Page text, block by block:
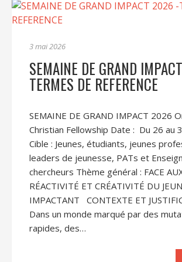
3 mai 2026
SEMAINE DE GRAND
TERMES DE REFERENCE
SEMAINE DE GRAND IMPACT 2026
Christian Fellowship Date : Du 26 au
Cible : Jeunes, étudiants, jeunes
leaders de jeunesse, PATs et
chercheurs Thème général : FACE
RÉACTIVITÉ ET CRÉATIVITÉ DU
IMPACTANT CONTEXTE ET
Dans un monde marqué par des
rapides, des…